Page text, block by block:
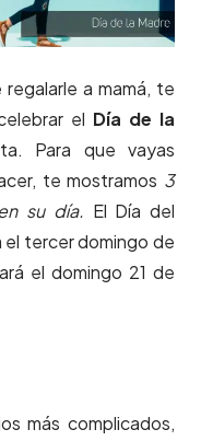
a mamá, te
el Día de la
Para que vayas
te mostramos 3
su día. El Día del
el tercer domingo de
el domingo 21 de
más complicados,